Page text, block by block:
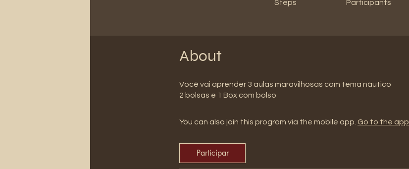
Steps Participants
About
Você vai aprender 3 aulas maravilhosas com tema náutico
2 bolsas e 1 Box com bolso
You can also join this program via the mobile app. Go to the app
Participar